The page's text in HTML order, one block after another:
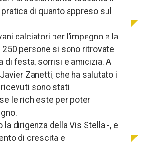
di quanto appreso sul
calciatori per l’impegno e la
250 persone si sono ritrovate
di festa, sorrisi e amicizia. A
Zanetti, che ha salutato i
ricevuti sono stati
le richieste per poter
dirigenza della Vis Stella -, e
di crescita e